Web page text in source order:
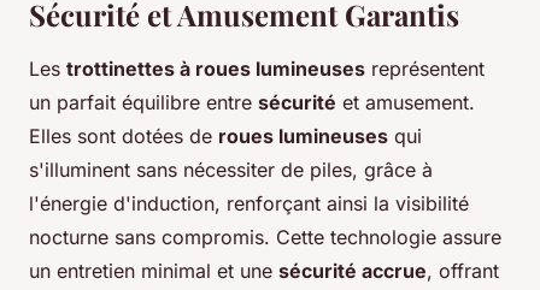
Sécurité et Amusement Garantis
Les trottinettes à roues lumineuses représentent
un parfait équilibre entre sécurité et amusement.
Elles sont dotées de roues lumineuses qui
s'illuminent sans nécessiter de piles, grâce à
l'énergie d'induction, renforçant ainsi la visibilité
nocturne sans compromis. Cette technologie assure
un entretien minimal et une sécurité accrue, offrant